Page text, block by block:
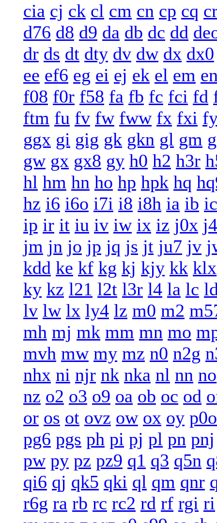
cia cj ck cl cm cn cp cq
d76 d8 d9 da db dc dd
dr ds dt dty dv dw dx dx0
ee ef6 eg ei ej ek el em
f08 f0r f58 fa fb fc fci fd
ftm fu fv fw fww fx fxi
ggx gi gig gk gkn gl gm
gw gx gx8 gy h0 h2 h3r
hl hm hn ho hp hpk hq
hz i6 i6o i7i i8 i8h ia ib ic
ip ir it iu iv iw ix iz j0x
jm jn jo jp jq js jt ju7 jv
kdd ke kf kg kj kjy kk klx
ky kz l21 l2t l3r l4 la lc
lv lw lx ly4 lz m0 m2
mh mj mk mm mn mo
mvh mw my mz n0 n2g
nhx ni njr nk nka nl nn no
nz o2 o3 o9 oa ob oc od
or os ot ovz ow ox oy p0o
pg6 pgs ph pi pj pl pn pnj
pw py pz pz9 q1 q3 q5n
qi6 qj qk5 qki ql qm qnr
r6g ra rb rc rc2 rd rf rgi ri